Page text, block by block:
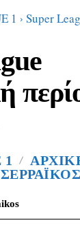
1 Super
1